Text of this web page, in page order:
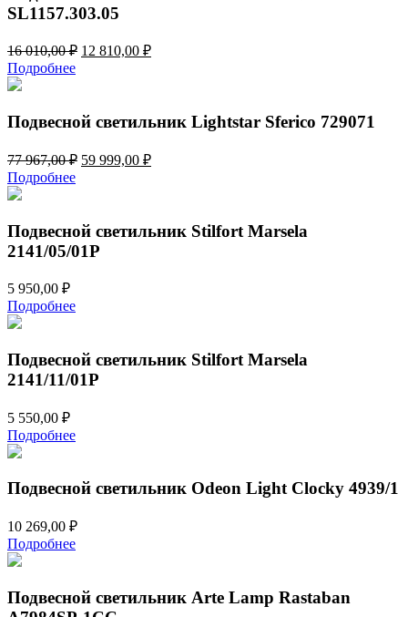
SL1157.303.05
16 010,00₽ Первоначальная
010,00 ₽.
12 810,00 ₽Текущая
Подробнее
Подвесной светильник Lightstar Sferico 729071
77 967,00₽ Первоначальная
967,00 ₽.
59 999,00 ₽Текущая
Подробнее
Подвесной светильник Stilfort Marsela
2141/05/01P
5 950,00 ₽
Подробнее
Подвесной светильник Stilfort Marsela
2141/11/01P
5 550,00 ₽
Подробнее
Подвесной светильник Odeon Light Clocky 4939/1
10 269,00 ₽
Подробнее
Подвесной светильник Arte Lamp Rastaban